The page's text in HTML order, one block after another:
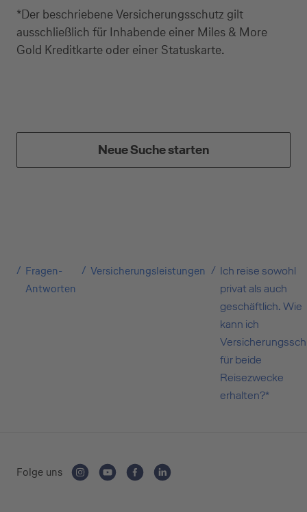
*Der beschriebene Versicherungsschutz gilt
ausschließlich für Inhabende einer Miles & More
Gold Kreditkarte oder einer Statuskarte.
Neue Suche starten
Fragen-
Antworten
Versicherungsleistungen
Ich reise sowohl
privat als auch
geschäftlich. Wie
kann ich
für beide
Reisezwecke
erhalten?*
Folge uns
Kreditkarten für Ihr Unternehmen beantragen?
Über die Auswahl gelangen Sie direkt in den
gewünschten Antrag.
Geschäftliche Nutzung
Freiberufler)